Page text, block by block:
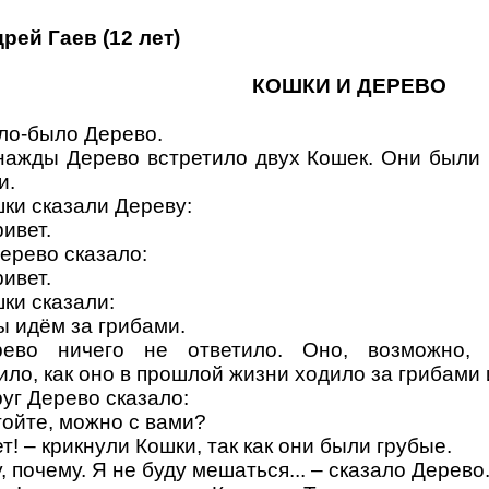
Гаев (12 лет)
КОШКИ И ДЕРЕВО
было Дерево.
Дерево встретило двух Кошек. Они были
сказали Дереву:
сказало:
сказали:
идём за грибами.
ничего не ответило. Оно, возможно,
как оно в прошлой жизни ходило за грибами
Дерево сказало:
можно с вами?
– крикнули Кошки, так как они были грубые.
почему. Я не буду мешаться... – сказало Дерево.